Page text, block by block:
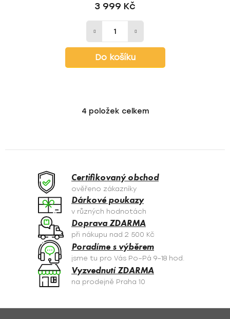
3 999 Kč
Do košíku
O
á
c
í
p
r
v
k
y
v
ý
p
s
4 položek celkem
Certifikovaný obchod
ověřeno zákazníky
Dárkové poukazy
v různých hodnotách
Doprava ZDARMA
při nákupu nad 2 500 Kč
Poradíme s výběrem
jsme tu pro Vás Po–Pá 9–18 hod.
Vyzvednutí ZDARMA
na prodejně Praha 10